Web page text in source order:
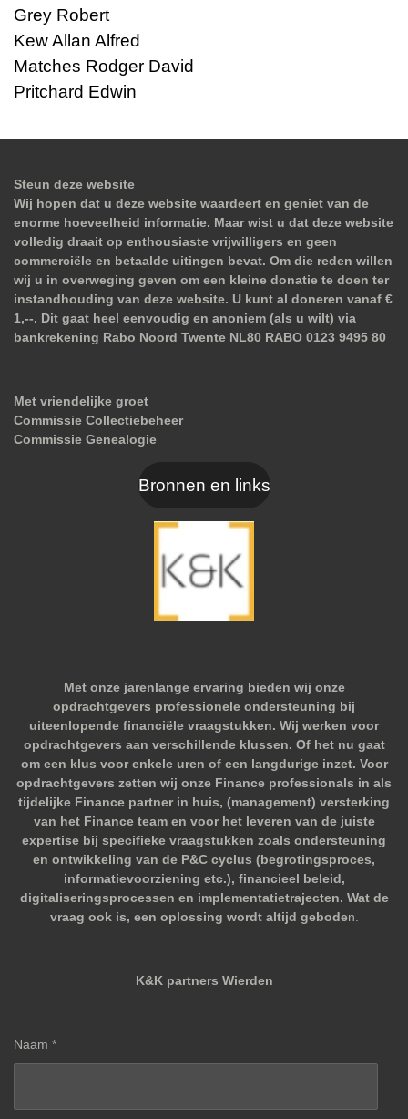
Grey Robert
Kew Allan Alfred
Matches Rodger David
Pritchard Edwin
Steun deze website
Wij hopen dat u deze website waardeert en geniet van de
enorme hoeveelheid informatie. Maar wist u dat deze website
volledig draait op enthousiaste vrijwilligers en geen
commerciële en betaalde uitingen bevat. Om die reden willen
wij u in overweging geven om een kleine donatie te doen ter
instandhouding van deze website. U kunt al doneren vanaf €
1,--. Dit gaat heel eenvoudig en anoniem (als u wilt) via
bankrekening Rabo Noord Twente NL80 RABO 0123 9495 80
Met vriendelijke groet
Commissie Collectiebeheer
Commissie Genealogie
Bronnen en links
Met onze jarenlange ervaring bieden wij onze
opdrachtgevers professionele ondersteuning bij
uiteenlopende financiële vraagstukken. Wij werken voor
opdrachtgevers aan verschillende klussen. Of het nu gaat
om een klus voor enkele uren of een langdurige inzet. Voor
opdrachtgevers zetten wij onze Finance professionals in als
tijdelijke Finance partner in huis, (management) versterking
van het Finance team en voor het leveren van de juiste
expertise bij specifieke vraagstukken zoals ondersteuning
en ontwikkeling van de P&C cyclus (begrotingsproces,
informatievoorziening etc.), financieel beleid,
digitaliseringsprocessen en implementatietrajecten. Wat de
vraag ook is, een oplossing wordt altijd geboden.
K&K partners Wierden
Naam *